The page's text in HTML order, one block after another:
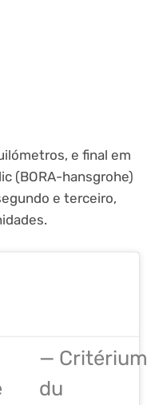
e final em
(BORA-hansgrohe)
e terceiro,
— Critérium
du